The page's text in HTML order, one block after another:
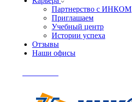
Партнерство с ИНКОМ
Приглашаем
Учебный центр
Истории успеха
Отзывы
Наши офисы